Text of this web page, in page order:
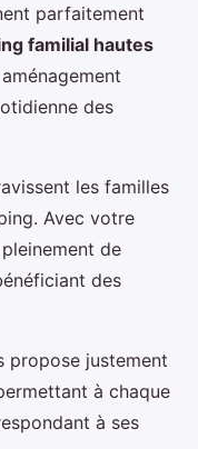
parfaitement
familial hautes
des
les familles
Avec votre
de
des
propose justement
à chaque
à ses